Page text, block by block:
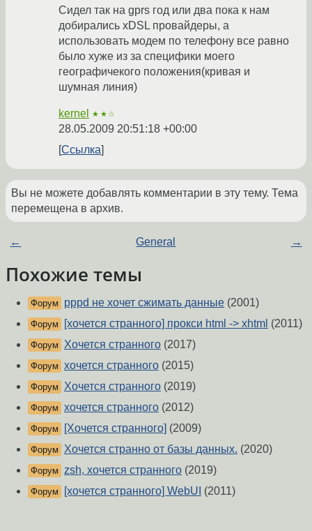
Сидел так на gprs год или два пока к нам
добирались xDSL провайдеры, а
использовать модем по телефону все равно
было хуже из за специфики моего
географичекого положения(кривая и
шумная линия)
kernel ★★☆
28.05.2009 20:51:18 +00:00
Ссылка
Вы не можете добавлять комментарии в эту тему. Тема
перемещена в архив.
← General →
Похожие темы
Форум pppd не хочет сжимать данные (2001)
Форум [хочется странного] прокси html -> xhtml (2011)
Форум Хочется странного (2017)
Форум хочется странного (2015)
Форум Хочется странного (2019)
Форум хочется странного (2012)
Форум [Хочется странного] (2009)
Форум Хочется странно от базы данных. (2020)
Форум zsh, хочется странного (2019)
Форум [хочется странного] WebUI (2011)